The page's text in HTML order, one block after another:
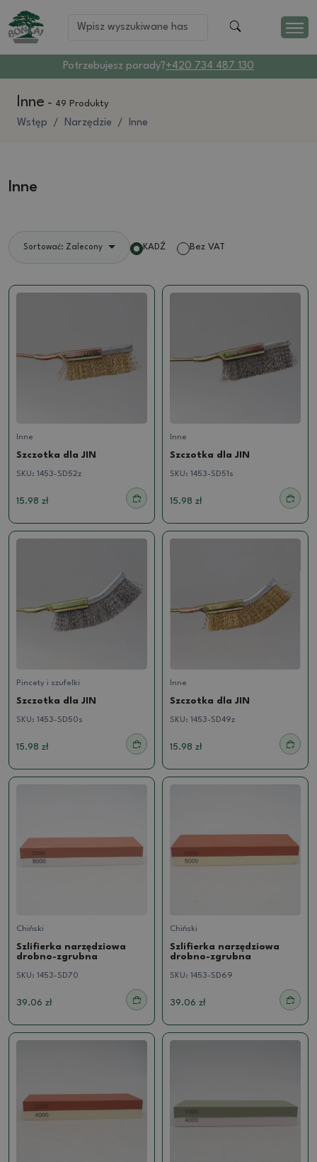
Potrzebujesz porady?+420 734 487 130
Inne - 49 Produkty
Wstęp Narzędzie Inne
Inne
Sortować: Zalecony KADŹ Bez VAT
Inne
Szczotka dla JIN
SKU: 1453-SD52z
15.98 zł
Inne
Szczotka dla JIN
SKU: 1453-SD51s
15.98 zł
Pincety i szufelki
Szczotka dla JIN
SKU: 1453-SD50s
15.98 zł
Inne
Szczotka dla JIN
SKU: 1453-SD49z
15.98 zł
Chiński
Szlifierka narzędziowa
drobno-zgrubna
SKU: 1453-SD70
39.06 zł
Chiński
Szlifierka narzędziowa
drobno-zgrubna
SKU: 1453-SD69
39.06 zł